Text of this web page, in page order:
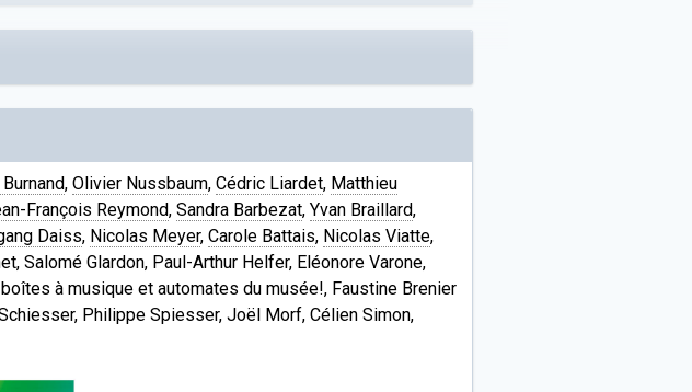
, Olivier Nussbaum, Cédric Liardet, Matthieu
François Reymond, Sandra Barbezat, Yvan Braillard,
Daiss, Nicolas Meyer, Carole Battais, Nicolas Viatte,
Salomé Glardon, Paul-Arthur Helfer, Eléonore Varone,
à musique et automates du musée!, Faustine Brenier
Philippe Spiesser, Joël Morf, Célien Simon,